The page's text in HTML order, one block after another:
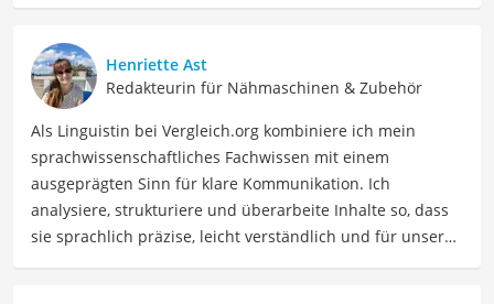
Henriette Ast
Redakteurin für Nähmaschinen & Zubehör
Als Linguistin bei Vergleich.org kombiniere ich mein
sprachwissenschaftliches Fachwissen mit einem
ausgeprägten Sinn für klare Kommunikation. Ich
analysiere, strukturiere und überarbeite Inhalte so, dass
sie sprachlich präzise, leicht verständlich und für unsere